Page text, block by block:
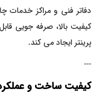
دفاتر فنی و مراکز خدمات
کیفیت بالا، صرفه‌ جویی
پرینتر ایجاد می‌ کند.
---
کیفیت ساخت و